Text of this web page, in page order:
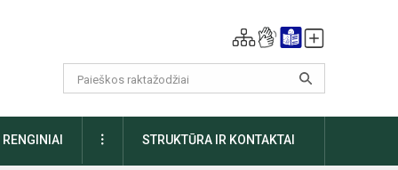
RENGINIAI DAUGIAUSTRUKTŪRA IR KONTAKTAI